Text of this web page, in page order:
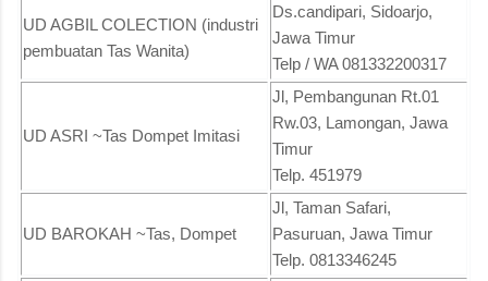
UD AGBIL COLECTION (industri
pembuatan Tas Wanita)
Ds.candipari, Sidoarjo,
Jawa Timur
Telp / WA 081332200317
UD ASRI ~Tas Dompet Imitasi
Jl, Pembangunan Rt.01
Rw.03, Lamongan, Jawa
Timur
Telp. 451979
UD BAROKAH ~Tas, Dompet
Jl, Taman Safari,
Pasuruan, Jawa Timur
Telp. 0813346245